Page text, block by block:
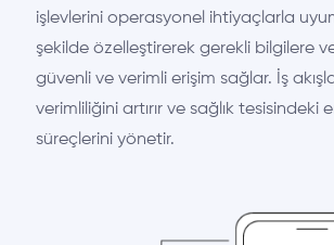
işlevlerini operasyonel ihtiyaçlarla
şekilde özelleştirerek gerekli bilgilere
güvenli ve verimli erişim sağlar. İş
verimliliğini artırır ve sağlık tesisindeki
süreçlerini yönetir.